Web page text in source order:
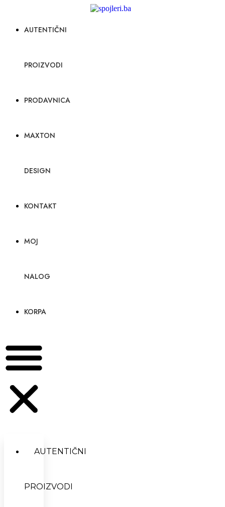
AUTENTIČNI
PROIZVODI
PRODAVNICA
MAXTON
DESIGN
KONTAKT
MOJ
NALOG
KORPA
AUTENTIČNI
PROIZVODI